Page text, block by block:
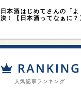
日本酒はじめてさんの「
決！【日本酒ってなぁに？
人気記事ランキング